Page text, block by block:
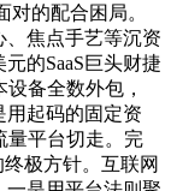
的配合困局。
焦点手艺等沉资
的SaaS巨头财捷
备全数外包，
用起码的固定资
量平台切走。完
极方针。互联网